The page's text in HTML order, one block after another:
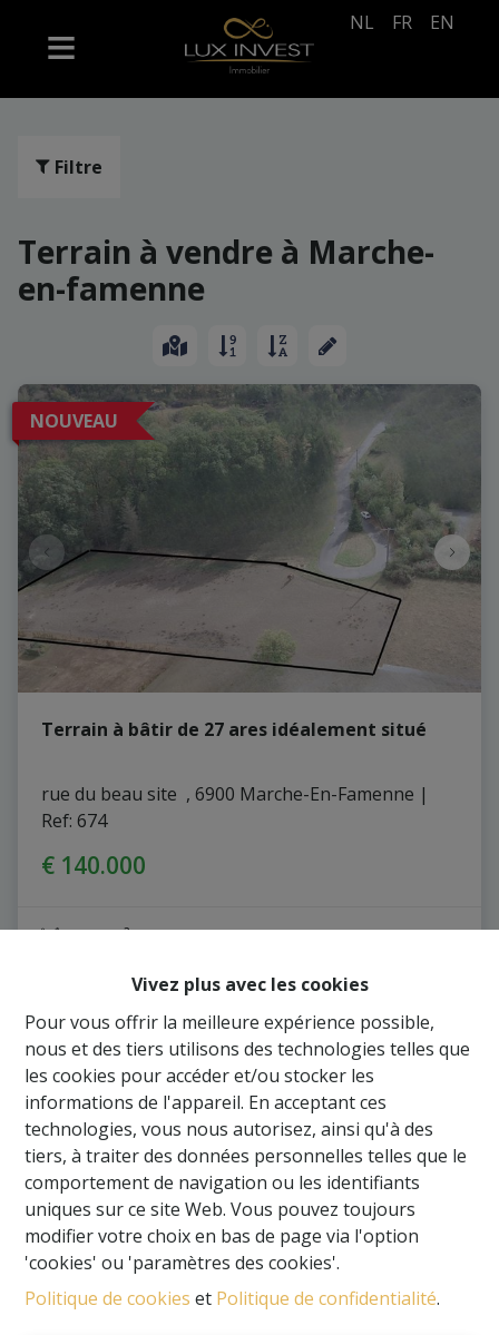
Vivez plus avec les cookies
Pour vous offrir la meilleure expérience possible,
nous et des tiers utilisons des technologies telles que
les cookies pour accéder et/ou stocker les
informations de l'appareil. En acceptant ces
technologies, vous nous autorisez, ainsi qu'à des
tiers, à traiter des données personnelles telles que le
comportement de navigation ou les identifiants
uniques sur ce site Web. Vous pouvez toujours
modifier votre choix en bas de page via l'option
'cookies' ou 'paramètres des cookies'.
Politique de cookies et Politique de confidentialité.
NL FR EN
Filtre
Terrain à vendre à Marche-
en-famenne
NOUVEAU
Terrain à bâtir de 27 ares idéalement situé
rue du beau site  , 6900 Marche-En-Famenne |
Ref: 674
€ 140.000
2769 m²
NOUVEAU